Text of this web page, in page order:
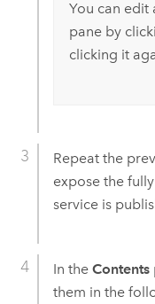
You can edit
pane by
clicking it
Repeat the
expose the
service is
In the Contents
them in the